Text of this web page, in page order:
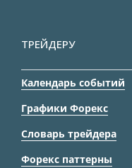
ТРЕЙДЕРУ
Календарь событий
Графики Форекс
Словарь трейдера
Форекс паттерны